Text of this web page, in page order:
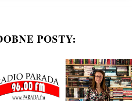
POSTY: